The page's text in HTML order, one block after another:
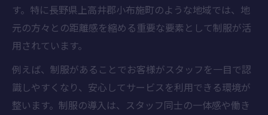
す。特に長野県上高井郡小布施町のような地域では、地
元の方々との距離感を縮める重要な要素として制服が活
用されています。
例えば、制服があることでお客様がスタッフを一目で認
識しやすくなり、安心してサービスを利用できる環境が
整います。制服の導入は、スタッフ同士の一体感や働き